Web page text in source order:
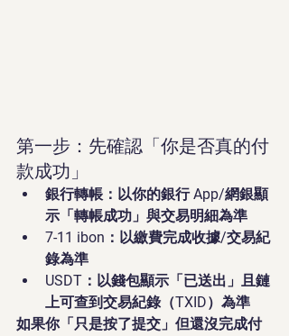
第一步：先確認「你是否真的付
款成功」
銀行轉帳：以你的銀行 App/網銀顯
示「轉帳成功」與交易明細為準
7-11 ibon：以繳費完成收據/交易紀
錄為準
USDT：以錢包顯示「已送出」且鏈
上可查到交易紀錄（TXID）為準
如果你「只是按了提交」但還沒完成付